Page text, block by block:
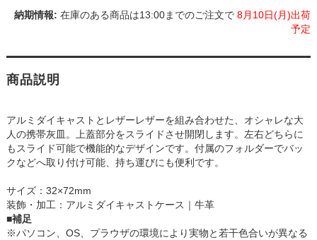
在庫のある商品は13:00までのご注文で8月10日(月)出荷
予定
商品説明
アルミダイキャストとレザーレザーを組み合わせた、オシャレな大
人の携帯灰皿。上蓋部分をスライドさせ開閉します。左右どちらに
もスライド可能で機能的なデザインです。付属のフォルダーでバッ
クなどへ取り付け可能、持ち運びにも便利です。
サイズ：32×72mm
装飾・加工：アルミダイキャストケース｜牛革
■補足
※パソコン、OS、プラウザの環境により実物と若干色合いが異なる